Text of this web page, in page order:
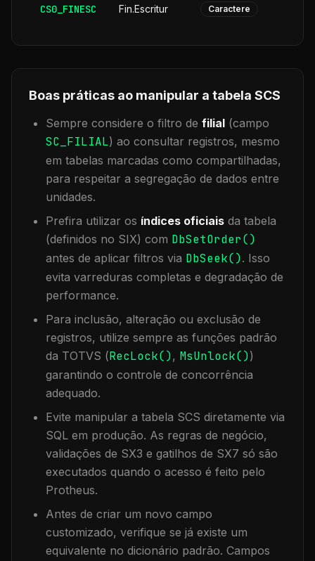
CS0_FINESC Fin.Escritur Caractere
Boas práticas ao manipular a tabela SCS
Sempre considere o filtro de filial (campo
SC_FILIAL) ao consultar registros, mesmo
em tabelas marcadas como compartilhadas,
para respeitar a segregação de dados entre
unidades.
Prefira utilizar os índices oficiais da tabela
(definidos no SIX) com DbSetOrder()
antes de aplicar filtros via DbSeek(). Isso
evita varreduras completas e degradação de
performance.
Para inclusão, alteração ou exclusão de
registros, utilize sempre as funções padrão
da TOTVS (RecLock(), MsUnlock())
garantindo o controle de concorrência
adequado.
Evite manipular a tabela SCS diretamente via
SQL em produção. As regras de negócio,
validações de SX3 e gatilhos de SX7 só são
executados quando o acesso é feito pelo
Protheus.
Antes de criar um novo campo
customizado, verifique se já existe um
equivalente no dicionário padrão. Campos